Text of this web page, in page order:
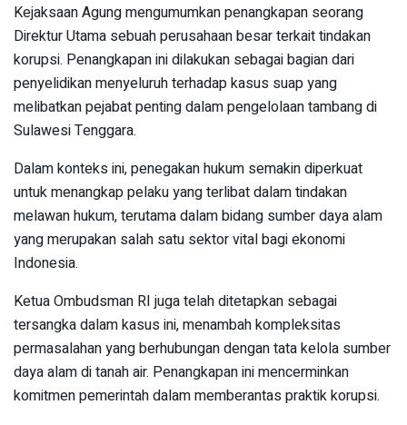
Kejaksaan Agung mengumumkan penangkapan seorang
Direktur Utama sebuah perusahaan besar terkait tindakan
korupsi. Penangkapan ini dilakukan sebagai bagian dari
penyelidikan menyeluruh terhadap kasus suap yang
melibatkan pejabat penting dalam pengelolaan tambang di
Sulawesi Tenggara.
Dalam konteks ini, penegakan hukum semakin diperkuat
untuk menangkap pelaku yang terlibat dalam tindakan
melawan hukum, terutama dalam bidang sumber daya alam
yang merupakan salah satu sektor vital bagi ekonomi
Indonesia.
Ketua Ombudsman RI juga telah ditetapkan sebagai
tersangka dalam kasus ini, menambah kompleksitas
permasalahan yang berhubungan dengan tata kelola sumber
daya alam di tanah air. Penangkapan ini mencerminkan
komitmen pemerintah dalam memberantas praktik korupsi.